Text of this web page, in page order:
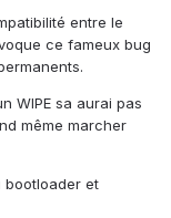
entre le
ce fameux bug
WIPE sa aurai pas
même marcher
bootloader et